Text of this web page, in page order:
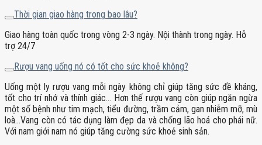
Thời gian giao hàng trong bao lâu?
Giao hàng toàn quốc trong vòng 2-3 ngày. Nội thành trong ngày. Hỗ
trợ 24/7
Rượu vang uống nó có tốt cho sức khoẻ không?
Uống một ly rượu vang mỗi ngày không chỉ giúp tăng sức đề kháng,
tốt cho trí nhớ và thính giác… Hơn thế rượu vang còn giúp ngăn ngừa
một số bệnh như tim mạch, tiểu đường, trầm cảm, gan nhiễm mỡ, mù
loà…Vang còn có tác dụng làm đẹp da và chống lão hoá cho phái nữ.
Với nam giới nam nó giúp tăng cường sức khoẻ sinh sản.